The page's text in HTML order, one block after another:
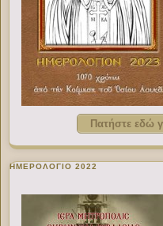
Πατήστε εδώ
ΗΜΕΡΟΛΟΓΙΟ 2022